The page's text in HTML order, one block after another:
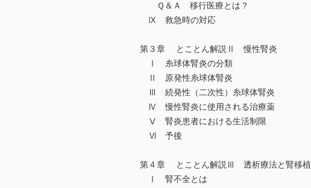
Ｑ＆Ａ 移行医療とは？
Ⅸ 救急時の対応
第３章 とことん解説Ⅱ 慢性腎炎
Ⅰ 糸球体腎炎の分類
Ⅱ 原発性糸球体腎炎
Ⅲ 続発性（二次性）糸球体腎炎
Ⅳ 慢性腎炎に使用される治療薬
Ⅴ 腎炎患者における生活制限
Ⅵ 予後
第４章 とことん解説Ⅲ 透析療法と腎移植
Ⅰ 腎不全とは